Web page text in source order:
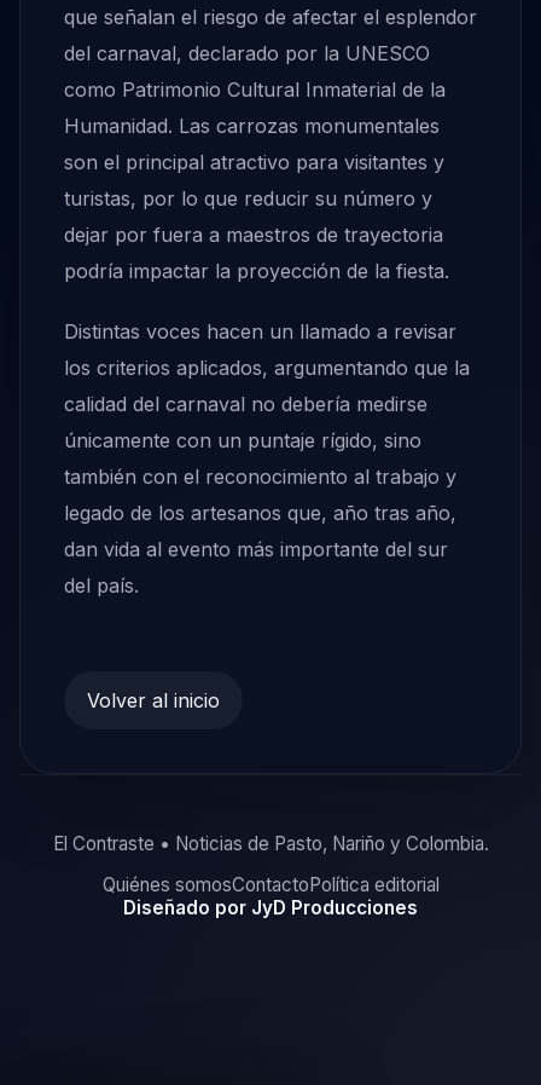
que señalan el riesgo de afectar el esplendor
del carnaval, declarado por la UNESCO
como Patrimonio Cultural Inmaterial de la
Humanidad. Las carrozas monumentales
son el principal atractivo para visitantes y
turistas, por lo que reducir su número y
dejar por fuera a maestros de trayectoria
podría impactar la proyección de la fiesta.
Distintas voces hacen un llamado a revisar
los criterios aplicados, argumentando que la
calidad del carnaval no debería medirse
únicamente con un puntaje rígido, sino
también con el reconocimiento al trabajo y
legado de los artesanos que, año tras año,
dan vida al evento más importante del sur
del país.
Volver al inicio
El Contraste • Noticias de Pasto, Nariño y Colombia.
Quiénes somosContactoPolítica editorial
Diseñado por JyD Producciones